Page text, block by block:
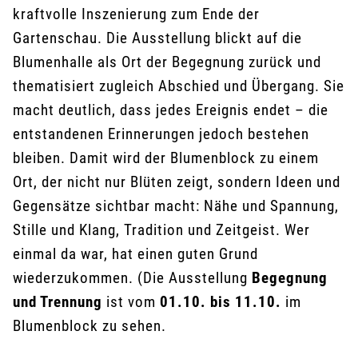
kraftvolle Inszenierung zum Ende der
Gartenschau. Die Ausstellung blickt auf die
Blumenhalle als Ort der Begegnung zurück und
thematisiert zugleich Abschied und Übergang. Sie
macht deutlich, dass jedes Ereignis endet – die
entstandenen Erinnerungen jedoch bestehen
bleiben. Damit wird der Blumenblock zu einem
Ort, der nicht nur Blüten zeigt, sondern Ideen und
Gegensätze sichtbar macht: Nähe und Spannung,
Stille und Klang, Tradition und Zeitgeist. Wer
einmal da war, hat einen guten Grund
wiederzukommen. (Die Ausstellung Begegnung
und Trennung ist vom 01.10. bis 11.10. im
Blumenblock zu sehen.